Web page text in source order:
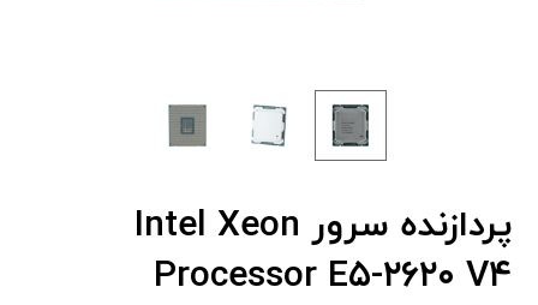
پردازنده سرور Intel Xeon
Processor E۵-۲۶۲۰ V۴